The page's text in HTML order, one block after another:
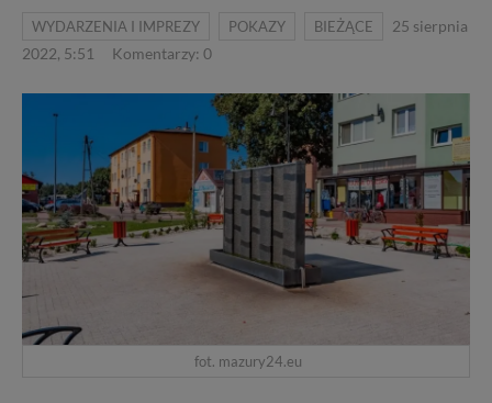
WYDARZENIA I IMPREZY POKAZY BIEŻĄCE
25 sierpnia
2022, 5:51
Komentarzy: 0
fot. mazury24.eu